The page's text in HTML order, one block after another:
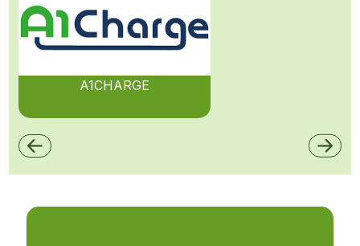
A1CHARGE